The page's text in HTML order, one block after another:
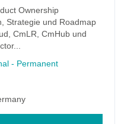
Ownership
Strategie und Roadmap
CmLR, CmHub und
- Permanent